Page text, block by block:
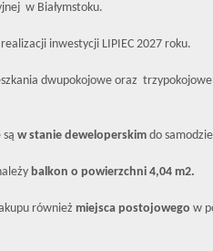
w Białymstoku.
inwestycji LIPIEC 2027 roku.
dwupokojowe oraz
w stanie deweloperskim do
balkon o powierzchni 4,04 m2.
również miejsca postojowego w